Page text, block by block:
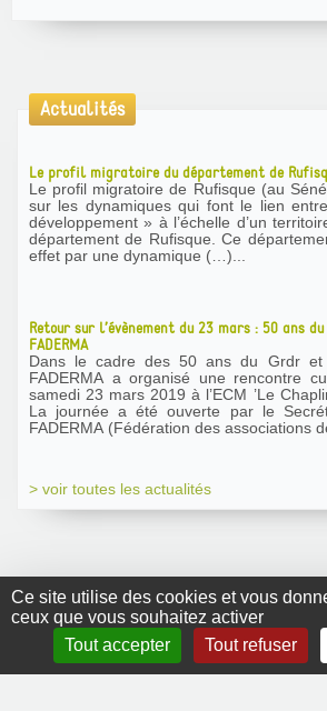
Ce site utilise des cookies et vous
ceux que vous souhaitez activer
Tout accepter
Tout refuser
Actualités
Le profil migratoire du département de
Le profil migratoire de Rufisque (au
sur les dynamiques qui font le lien
développement » à l’échelle d’un
département de Rufisque. Ce département se caractérise en
effet par une dynamique (…)...
Retour sur l’évènement du 23 mars : 50 ans
FADERMA
Dans le cadre des 50 ans du Grdr
FADERMA a organisé une rencontre
samedi 23 mars 2019 à l’ECM ’Le
La journée a été ouverte par le
FADERMA (Fédération des
> voir toutes les actualités
2010 |RSS|Plan du site|Mentions